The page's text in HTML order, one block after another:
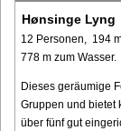
Hønsinge Lyng
12 Personen, 194
778 m zum Wasser.
Dieses geräumige
Gruppen und bietet
über fünf gut